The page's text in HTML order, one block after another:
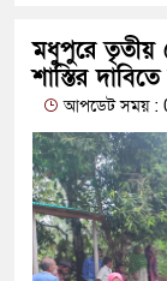
মধুপুরে তৃতীয়
শাস্তির
আপডেট সময় :